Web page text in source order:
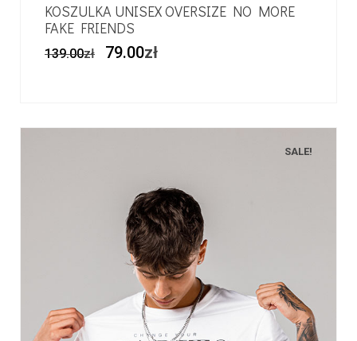
KOSZULKA UNISEX OVERSIZE NO MORE
FAKE FRIENDS
139.00zł 79.00zł
SALE!